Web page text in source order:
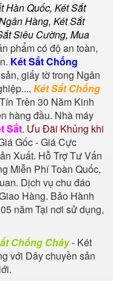
Hàn Quốc, Két Sắt
Hàng, Két Sắt
Siêu Cường, Mua
phẩm có độ an toàn,
Két Sắt Chống
giấy tờ trong Ngân
Két Sắt Chống
Trên 30 Năm Kinh
hàng đầu. Nhà máy
Sắt. Ưu Đãi Khủng khi
Gốc - Giá Cực
Xuất. Hỗ Trợ Tư Vấn
Miễn Phí Toàn Quốc,
Dịch vụ chu đáo
Hàng. Bảo Hành
năm Tại nơi sử dụng,
Chống Cháy- Két
với Dây chuyền sản